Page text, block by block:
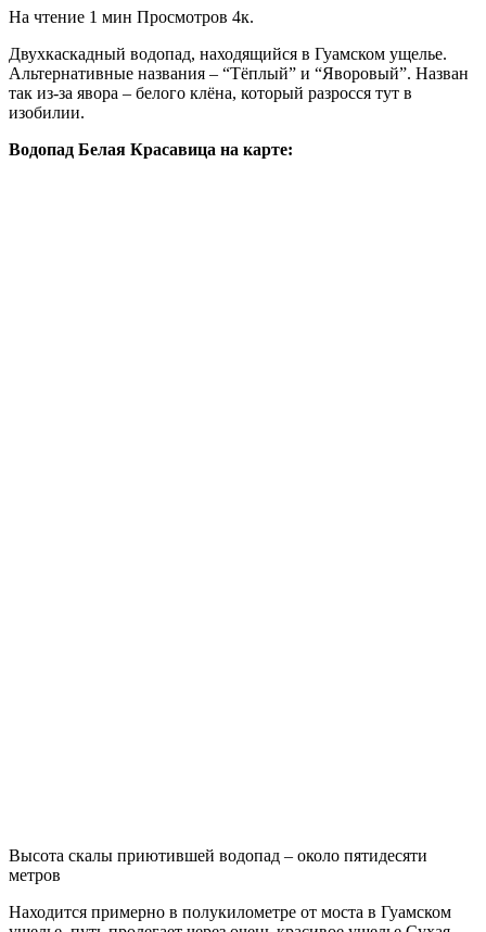
На чтение 1 мин Просмотров 4к.
Двухкаскадный водопад, находящийся в Гуамском ущелье.
Альтернативные названия – “Тёплый” и “Яворовый”. Назван
так из-за явора – белого клёна, который разросся тут в
изобилии.
Водопад Белая Красавица на карте:
Высота скалы приютившей водопад – около пятидесяти
метров
Находится примерно в полукилометре от моста в Гуамском